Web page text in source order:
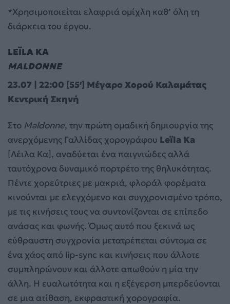
*Χρησιμοποιείται ελαφριά ομίχλη καθ’ όλη τη
διάρκεια του έργου.
LEÏLA KA
MALDONNE
23.07 | 22:00 [55′] Μέγαρο Χορού Καλαμάτας
Κεντρική Σκηνή
Στο Maldonne, την πρώτη ομαδική δημιουργία της
ανερχόμενης Γαλλίδας χορογράφου Leïla Ka
[Λέιλα Κα], αναδύεται ένα παιγνιώδες αλλά
ταυτόχρονα δυναμικό πορτρέτο της θηλυκότητας.
Πέντε χορεύτριες με μακριά, φλοράλ φορέματα
κινούνται με ελεγχόμενο και συγχρονισμένο τρόπο,
με τις κινήσεις τους να συντονίζονται σε επίπεδο
ανάσας και φωνής. Όμως αυτό που ξεκινά ως
εύθραυστη συγχρονία μετατρέπεται σύντομα σε
ένα χάος από lip-sync και κινήσεις που άλλοτε
συμπληρώνουν και άλλοτε απωθούν η μία την
άλλη. Η ευαλωτότητα και η εξέγερση μπερδεύονται
σε μια ατίθαση, εκφραστική χορογραφία.